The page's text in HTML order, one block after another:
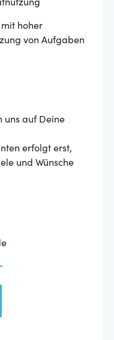
hoher
von Aufgaben
uns auf Deine
erfolgt erst,
und Wünsche